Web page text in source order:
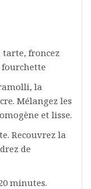
tarte, froncez
fourchette
la
Mélangez les
et lisse.
Recouvrez la
de
minutes.